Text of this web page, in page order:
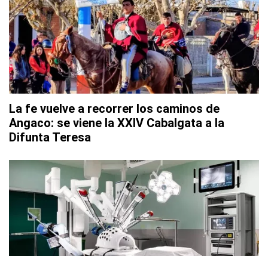
La fe vuelve a recorrer los caminos de
Angaco: se viene la XXIV Cabalgata a la
Difunta Teresa